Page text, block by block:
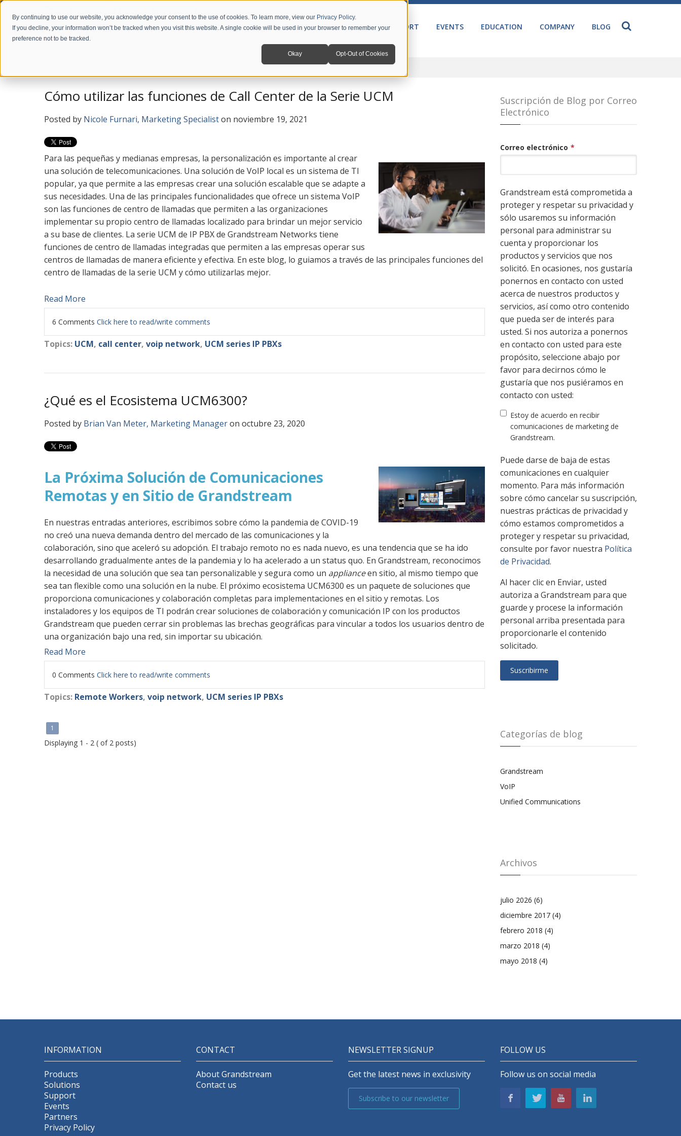
By continuing to use our website, you acknowledge your consent to the use of cookies. To learn more, view our Privacy Policy.
If you decline, your information won’t be tracked when you visit this website. A single cookie will be used in your browser to remember your
preference not to be tracked.
Okay Opt-Out of Cookies
PRODUCTS SOLUTIONS SUPPORT EVENTS EDUCATION COMPANY BLOG
Cómo utilizar las funciones de Call Center de la Serie UCM
Posted by Nicole Furnari, Marketing Specialiston noviembre 19, 2021
Para las pequeñas y medianas empresas, la personalización es importante al crear
una solución de telecomunicaciones. Una solución de VoIP local es un sistema de TI
popular, ya que permite a las empresas crear una solución escalable que se adapte a
sus necesidades. Una de las principales funcionalidades que ofrece un sistema VoIP
son las funciones de centro de llamadas que permiten a las organizaciones
implementar su propio centro de llamadas localizado para brindar un mejor servicio
a su base de clientes. La serie UCM de IP PBX de Grandstream Networks tiene
funciones de centro de llamadas integradas que permiten a las empresas operar sus
centros de llamadas de manera eficiente y efectiva. En este blog, lo guiamos a través de las principales funciones del
centro de llamadas de la serie UCM y cómo utilizarlas mejor.
Read More
6 Comments Click here to read/write comments
Topics: UCM, call center, voip network, UCM series IP PBXs
¿Qué es el Ecosistema UCM6300?
Posted by Brian Van Meter, Marketing Manageron octubre 23, 2020
La Próxima Solución de Comunicaciones
Remotas y en Sitio de Grandstream
En nuestras entradas anteriores, escribimos sobre cómo la pandemia de COVID-19
no creó una nueva demanda dentro del mercado de las comunicaciones y la
colaboración, sino que aceleró su adopción. El trabajo remoto no es nada nuevo, es una tendencia que se ha ido
desarrollando gradualmente antes de la pandemia y lo ha acelerado a un status quo. En Grandstream, reconocimos
la necesidad de una solución que sea tan personalizable y segura como un applianceen sitio, al mismo tiempo que
sea tan flexible como una solución en la nube. El próximo ecosistema UCM6300 es un paquete de soluciones que
proporciona comunicaciones y colaboración completas para implementaciones en el sitio y remotas. Los
instaladores y los equipos de TI podrán crear soluciones de colaboración y comunicación IP con los productos
Grandstream que pueden cerrar sin problemas las brechas geográficas para vincular a todos los usuarios dentro de
una organización bajo una red, sin importar su ubicación.
Read More
0 Comments Click here to read/write comments
Topics: Remote Workers, voip network, UCM series IP PBXs
1
Displaying 1 - 2 ( of 2 posts)
Suscripción de Blog por Correo
Electrónico
Correo electrónico *
Grandstream está comprometida a
proteger y respetar su privacidad y
sólo usaremos su información
personal para administrar su
cuenta y proporcionar los
productos y servicios que nos
solicitó. En ocasiones, nos gustaría
ponernos en contacto con usted
acerca de nuestros productos y
servicios, así como otro contenido
que pueda ser de interés para
usted. Si nos autoriza a ponernos
en contacto con usted para este
propósito, seleccione abajo por
favor para decirnos cómo le
gustaría que nos pusiéramos en
contacto con usted:
Estoy de acuerdo en recibir
comunicaciones de marketing de
Grandstream.
Puede darse de baja de estas
comunicaciones en cualquier
momento. Para más información
sobre cómo cancelar su suscripción,
nuestras prácticas de privacidad y
cómo estamos comprometidos a
proteger y respetar su privacidad,
consulte por favor nuestra Política
de Privacidad.
Al hacer clic en Enviar, usted
autoriza a Grandstream para que
guarde y procese la información
personal arriba presentada para
proporcionarle el contenido
solicitado.
Categorías de blog
Grandstream
VoIP
Unified Communications
Archivos
julio 2026 (6)
diciembre 2017 (4)
febrero 2018 (4)
marzo 2018 (4)
mayo 2018 (4)
INFORMATION
Products
Solutions
Support
Events
Partners
Privacy Policy
CONTACT
About Grandstream
Contact us
NEWSLETTER SIGNUP
Get the latest news in exclusivity
Subscribe to our newsletter
FOLLOW US
Follow us on social media